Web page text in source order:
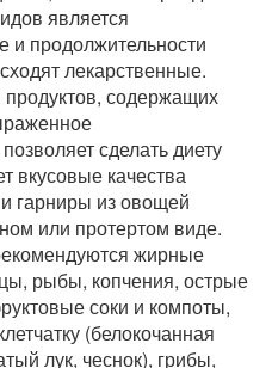
является
и продолжительности
лекарственные.
содержащих
сделать диету
вкусовые качества
гарниры из овощей
или протертом виде.
жирные
рыбы, копчения, острые
соки и компоты,
(белокочанная
лук, чеснок), грибы,